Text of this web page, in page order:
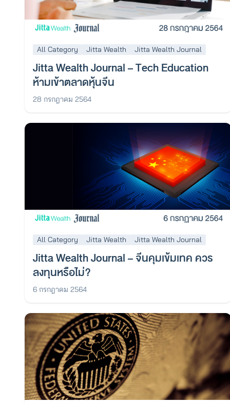
All Category Jitta Wealth Jitta Wealth Journal
Jitta Wealth Journal – Tech Education
ห้ามเข้าตลาดหุ้นจีน
28 กรกฎาคม 2564
All Category Jitta Wealth Jitta Wealth Journal
Jitta Wealth Journal – จีนคุมเข้มเทค ควร
ลงทุนหรือไม่?
6 กรกฎาคม 2564